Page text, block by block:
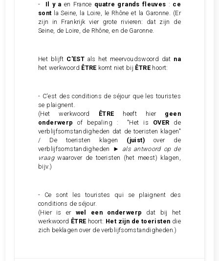
- Il y a en France quatre grands fleuves : ce
sont la Seine, la Loire, le Rhône et la Garonne. (Er
zijn in Frankrijk vier grote rivieren: dat zijn de
Seine, de Loire, de Rhône, en de Garonne.
Het blijft C'EST als het meervoudswoord dat na
het werkwoord ÊTRE komt niet bij ÊTRE hoort:
- C'est des conditions de séjour que les touristes
se plaignent.
(Het werkwoord ÊTRE heeft hier geen
onderwerp of bepaling : "Het is OVER de
verblijfsomstandigheden dat de toeristen klagen"
/ De toeristen klagen (juist)over de
verblijfsomstandigheden ► als antwoord op de
vraagwaarover de toeristen (het meest) klagen,
bijv.)
- Ce sont les touristes qui se plaignent des
conditions de séjour.
(Hier is er wel een onderwerp dat bij het
werkwoord ÊTRE hoort: Het zijn de toeristen die
zich beklagen over de verblijfsomstandigheden.)